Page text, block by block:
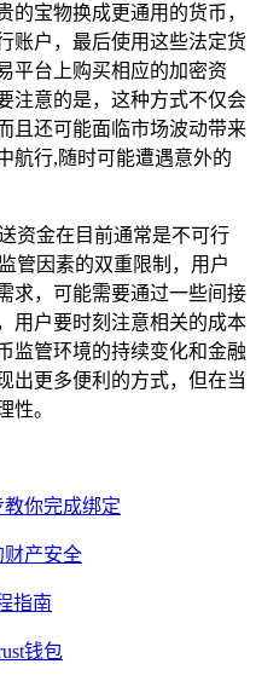
的宝物换成更通用的货币，
账户，最后使用这些法定货
平台上购买相应的加密资
注意的是，这种方式不仅会
且还可能面临市场波动带来
航行,随时可能遭遇意外的
资金在目前通常是不可行
管因素的双重限制，用户
求，可能需要通过一些间接
用户要时刻注意相关的成本
监管环境的持续变化和金融
出更多便利的方式，但在当
性。
你完成绑定
财产安全
指南
钱包